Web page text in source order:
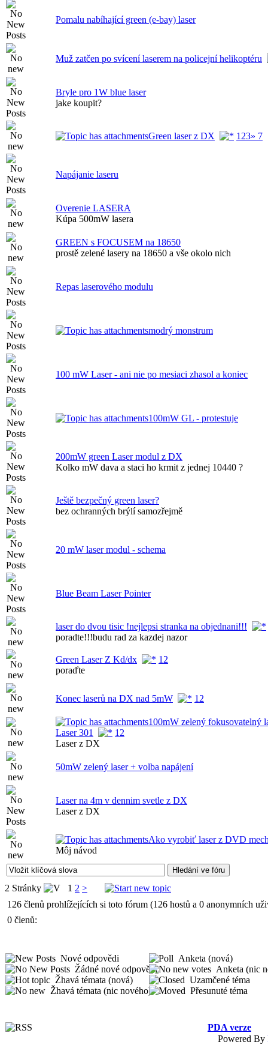
Pomalu nabíhající green (e-bay) laser
Muž zatčen po svícení laserem na policejní helikoptéru
Bryle pro 1W blue laser
jake koupit?
Green laser z DX 1 23» 7
Napájanie laseru
Overenie LASERA
Kúpa 500mW lasera
GREEN s FOCUSEM na 18650
prostě zelené lasery na 18650 a vše okolo nich
Repas laserového modulu
modrý monstrum
100 mW Laser - ani nie po mesiaci zhasol a koniec
100mW GL - protestuje
200mW green Laser modul z DX
Kolko mW dava a staci ho krmit z jednej 10440 ?
Ještě bezpečný green laser?
bez ochranných brýlí samozřejmě
20 mW laser modul - schema
Blue Beam Laser Pointer
laser do dvou tisic !nejlepsi stranka na objednani!!!
poradte!!!budu rad za kazdej nazor
Green Laser Z Kd/dx 1 2
poraďte
Konec laserů na DX nad 5mW 1 2
100mW zelený fokusovatelný
Laser 301
1 2
Laser z DX
50mW zelený laser + volba napájení
Laser na 4m v dennim svetle z DX
Laser z DX
Ako vyrobiť laser z DVD
Môj návod
2 Stránky 1 2 >
126 členů prohlížejících si toto fórum (126 hostů a 0 anonymních
0 členů:
Nové odpovědi
Žádné nové odpovědi
Žhavá témata (nová)
Žhavá témata (nic nového)
Anketa (nová)
Anketa (nic
Uzamčené téma
Přesunuté téma
PDA verze
Powered By